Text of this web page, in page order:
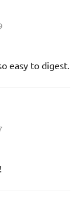
easy to digest.